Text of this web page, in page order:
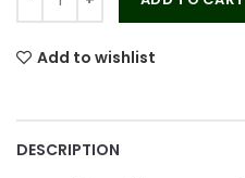
Add to wishlist
DESCRIPTION